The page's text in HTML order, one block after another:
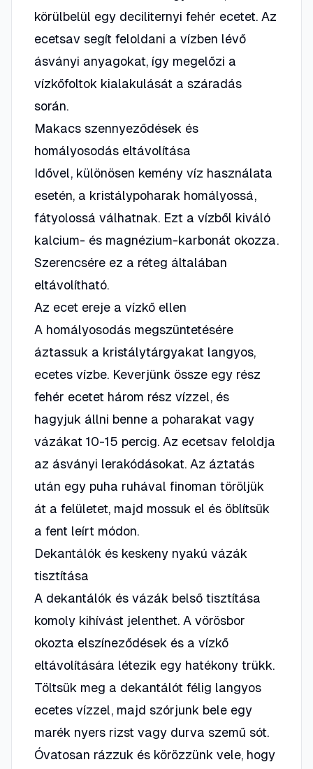
körülbelül egy deciliternyi fehér ecetet. Az
ecetsav segít feloldani a vízben lévő
ásványi anyagokat, így megelőzi a
vízkőfoltok kialakulását a száradás
során.
Makacs szennyeződések és
homályosodás eltávolítása
Idővel, különösen kemény víz használata
esetén, a kristálypoharak homályossá,
fátyolossá válhatnak. Ezt a vízből kiváló
kalcium- és magnézium-karbonát okozza.
Szerencsére ez a réteg általában
eltávolítható.
Az ecet ereje a vízkő ellen
A homályosodás megszüntetésére
áztassuk a kristálytárgyakat langyos,
ecetes vízbe. Keverjünk össze egy rész
fehér ecetet három rész vízzel, és
hagyjuk állni benne a poharakat vagy
vázákat 10-15 percig. Az ecetsav feloldja
az ásványi lerakódásokat. Az áztatás
után egy puha ruhával finoman töröljük
át a felületet, majd mossuk el és öblítsük
a fent leírt módon.
Dekantálók és keskeny nyakú vázák
tisztítása
A dekantálók és vázák belső tisztítása
komoly kihívást jelenthet. A vörösbor
okozta elszíneződések és a vízkő
eltávolítására létezik egy hatékony trükk.
Töltsük meg a dekantálót félig langyos
ecetes vízzel, majd szórjunk bele egy
marék nyers rizst vagy durva szemű sót.
Óvatosan rázzuk és körözzünk vele, hogy